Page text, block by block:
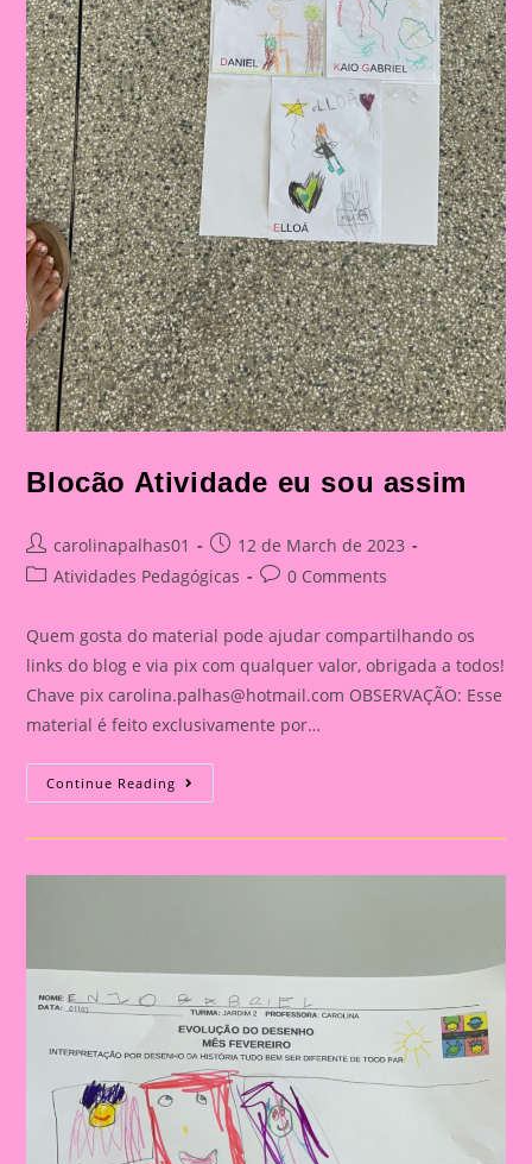
Blocão Atividade eu sou assim
Post
author:
carolinapalhas01
Post
published:
12 de March de 2023
PostAtividades Pedagógicas
Post0 Comments
Quem gosta do material pode ajudar compartilhando os
links do blog e via pix com qualquer valor, obrigada a todos!
Chave pixcarolina.palhas@hotmail.com OBSERVAÇÃO: Esse
material é feito exclusivamente por…
Continue Reading Blocão
Atividade
Sou